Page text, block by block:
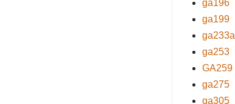
ga196
ga199
ga233a
ga253
GA259
ga275
ga305